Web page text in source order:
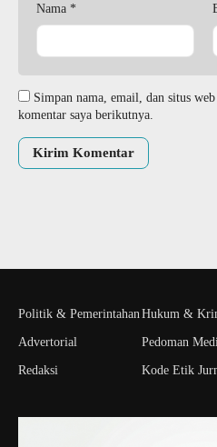
Nama *
Simpan nama, email, dan situs
komentar saya berikutnya.
Politik & Pemerintahan
Advertorial
Redaksi
Hukum &
Pedoman
Kode Etik